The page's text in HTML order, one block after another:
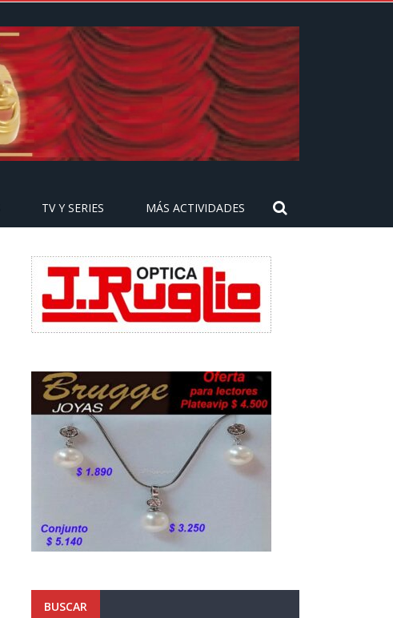
TV Y SERIES MÁS ACTIVIDADES
BUSCAR